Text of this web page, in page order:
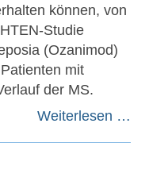
können, von
Studie
(Ozanimod)
mit
der MS.
Weiterlesen …